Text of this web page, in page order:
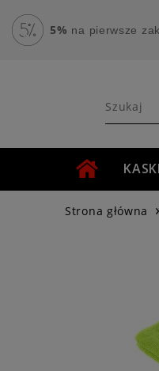
5% na pierwsze
KASKI
Strona główna